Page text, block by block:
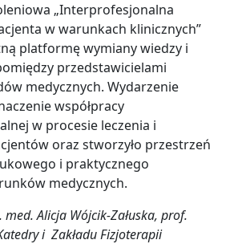
„Interprofesjonalna
w warunkach klinicznych”
platformę wymiany wiedzy i
przedstawicielami
medycznych. Wydarzenie
współpracy
w procesie leczenia i
oraz stworzyło przestrzeń
i praktycznego
medycznych.
Alicja Wójcik-Załuska, prof.
i Zakładu Fizjoterapii